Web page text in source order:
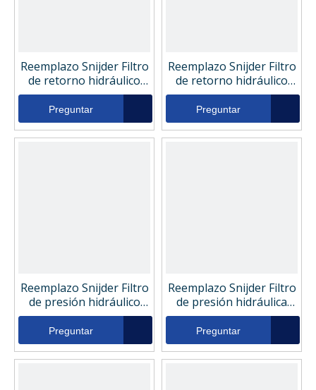
Reemplazo Snijder Filtro
de retorno hidráulico
DIHY13412
Preguntar
Reemplazo Snijder Filtro
de retorno hidráulico
DIHY13413
Preguntar
Reemplazo Snijder Filtro
de presión hidráulico
Dish75159
Preguntar
Reemplazo Snijder Filtro
de presión hidráulica
DI0660D010BN
Preguntar